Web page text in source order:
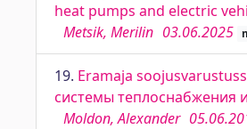
heat pumps and electric
Metsik, Merilin 03.06.2025
19. Eramaja
системы теплоснабжения
Moldon, Alexander